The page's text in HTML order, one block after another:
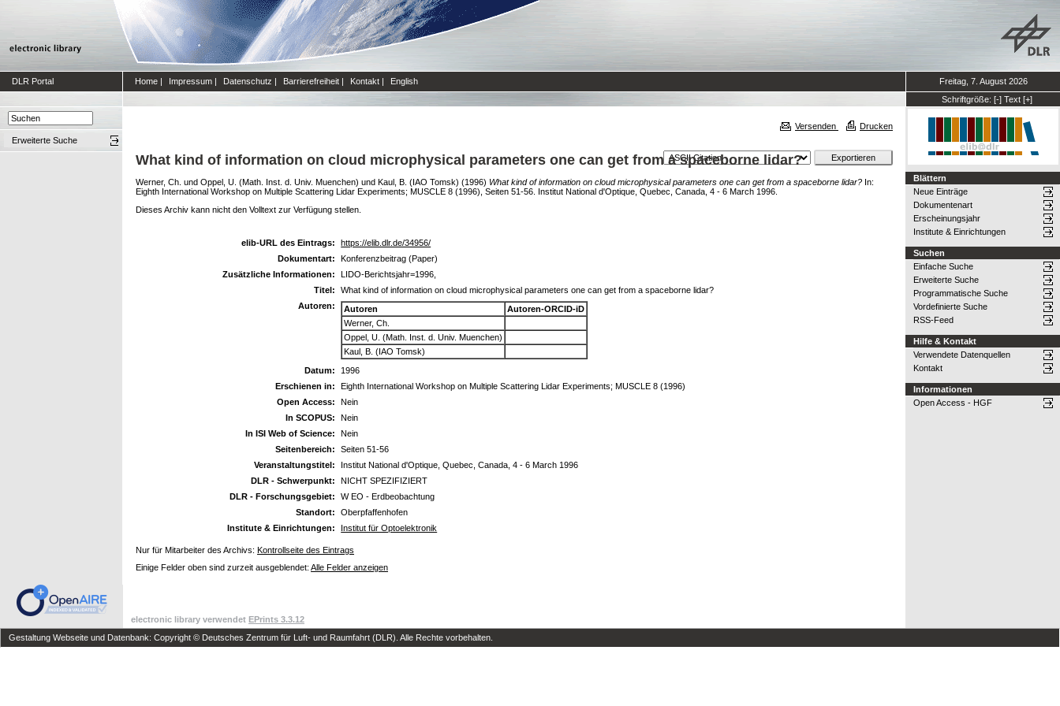
DLR Portal Home | Impressum | Datenschutz | Barrierefreiheit | Kontakt | English
Freitag, 7. August 2026
Schriftgröße: [-] Text [+]
Erweiterte Suche
Versenden Drucken
What kind of information on cloud microphysical parameters one can get from a spaceborne lidar?
Werner, Ch. und Oppel, U. (Math. Inst. d. Univ. Muenchen) und Kaul, B. (IAO Tomsk) (1996) What kind of information on cloud microphysical parameters one can get from a spaceborne lidar? In:
Eighth International Workshop on Multiple Scattering Lidar Experiments; MUSCLE 8 (1996), Seiten 51-56. Institut National d'Optique, Quebec, Canada, 4 - 6 March 1996.
Dieses Archiv kann nicht den Volltext zur Verfügung stellen.
elib-URL des Eintrags:
https://elib.dlr.de/34956/
Dokumentart:
Konferenzbeitrag (Paper)
Zusätzliche Informationen:
LIDO-Berichtsjahr=1996,
Titel:
What kind of information on cloud microphysical parameters one can get from a spaceborne lidar?
Autoren:
Autoren
Autoren-ORCID-iD
Werner, Ch.
Oppel, U. (Math. Inst. d. Univ. Muenchen)
Kaul, B. (IAO Tomsk)
Datum:
1996
Erschienen in:
Eighth International Workshop on Multiple Scattering Lidar Experiments; MUSCLE 8 (1996)
Open Access:
Nein
In SCOPUS:
Nein
In ISI Web of Science:
Nein
Seitenbereich:
Seiten 51-56
Veranstaltungstitel:
Institut National d'Optique, Quebec, Canada, 4 - 6 March 1996
DLR - Schwerpunkt:
NICHT SPEZIFIZIERT
DLR - Forschungsgebiet:
W EO - Erdbeobachtung
Standort:
Oberpfaffenhofen
Institute & Einrichtungen:
Institut für Optoelektronik
Nur für Mitarbeiter des Archivs: Kontrollseite des Eintrags
Einige Felder oben sind zurzeit ausgeblendet: Alle Felder anzeigen
Blättern
Neue Einträge
Dokumentenart
Erscheinungsjahr
Institute & Einrichtungen
Suchen
Einfache Suche
Erweiterte Suche
Programmatische Suche
Vordefinierte Suche
RSS-Feed
Hilfe & Kontakt
Verwendete Datenquellen
Kontakt
Informationen
Open Access - HGF
electronic library verwendet EPrints 3.3.12
Gestaltung Webseite und Datenbank: Copyright © Deutsches Zentrum für Luft- und Raumfahrt (DLR). Alle Rechte vorbehalten.